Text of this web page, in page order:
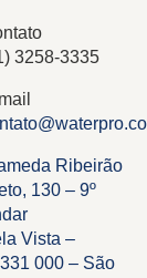
3258-3335
Ribeirão
130 – 9º
Vista –
000 – São